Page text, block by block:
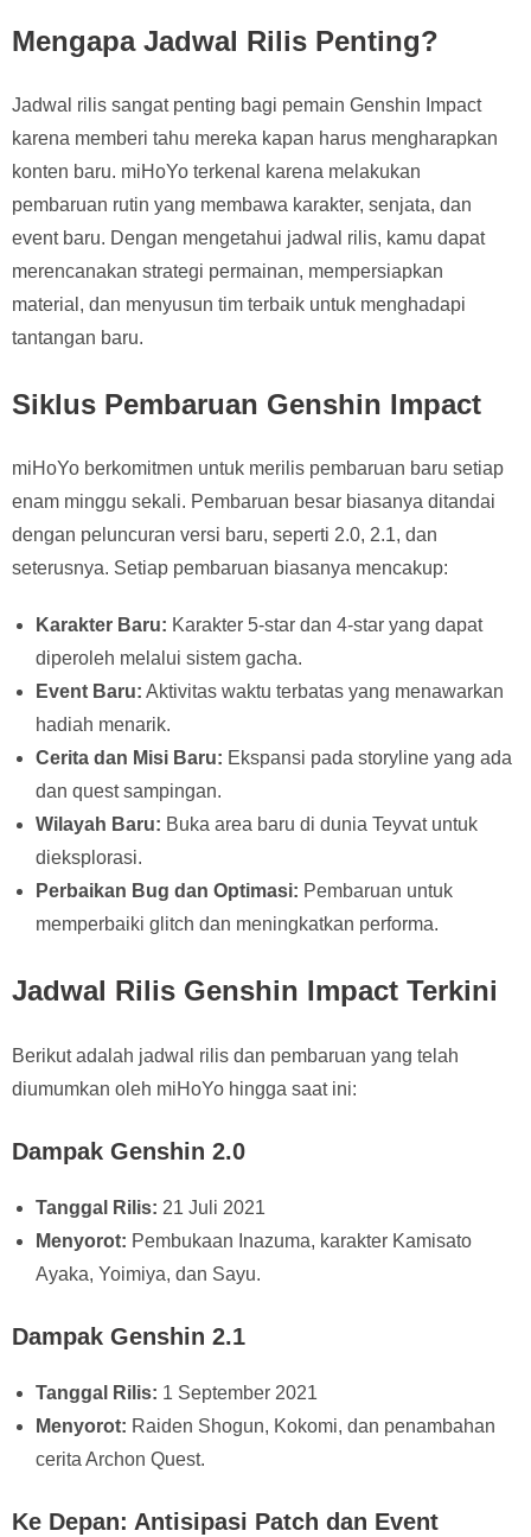
Mengapa Jadwal Rilis Penting?
Jadwal rilis sangat penting bagi pemain Genshin Impact
karena memberi tahu mereka kapan harus mengharapkan
konten baru. miHoYo terkenal karena melakukan
pembaruan rutin yang membawa karakter, senjata, dan
event baru. Dengan mengetahui jadwal rilis, kamu dapat
merencanakan strategi permainan, mempersiapkan
material, dan menyusun tim terbaik untuk menghadapi
tantangan baru.
Siklus Pembaruan Genshin Impact
miHoYo berkomitmen untuk merilis pembaruan baru setiap
enam minggu sekali. Pembaruan besar biasanya ditandai
dengan peluncuran versi baru, seperti 2.0, 2.1, dan
seterusnya. Setiap pembaruan biasanya mencakup:
Karakter Baru: Karakter 5-star dan 4-star yang dapat
diperoleh melalui sistem gacha.
Event Baru: Aktivitas waktu terbatas yang menawarkan
hadiah menarik.
Cerita dan Misi Baru: Ekspansi pada storyline yang ada
dan quest sampingan.
Wilayah Baru: Buka area baru di dunia Teyvat untuk
dieksplorasi.
Perbaikan Bug dan Optimasi: Pembaruan untuk
memperbaiki glitch dan meningkatkan performa.
Jadwal Rilis Genshin Impact Terkini
Berikut adalah jadwal rilis dan pembaruan yang telah
diumumkan oleh miHoYo hingga saat ini:
Dampak Genshin 2.0
Tanggal Rilis: 21 Juli 2021
Menyorot: Pembukaan Inazuma, karakter Kamisato
Ayaka, Yoimiya, dan Sayu.
Dampak Genshin 2.1
Tanggal Rilis: 1 September 2021
Menyorot: Raiden Shogun, Kokomi, dan penambahan
cerita Archon Quest.
Ke Depan: Antisipasi Patch dan Event